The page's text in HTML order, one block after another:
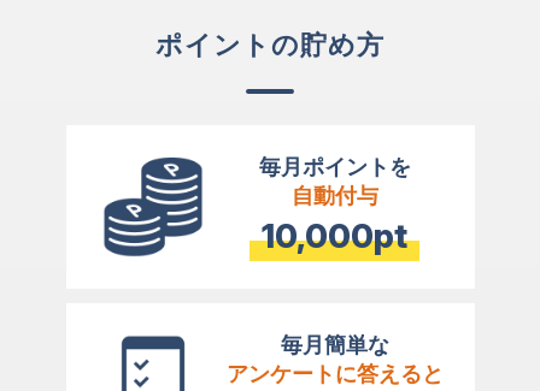
ポイントの貯め方
毎月ポイントを
自動付与
10,000pt
毎月簡単な
アンケートに答えると